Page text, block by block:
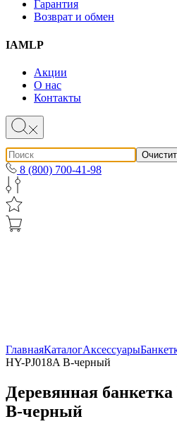
Гарантия
Возврат и обмен
IAMLP
Акции
О нас
Контакты
8 (800) 700-41-98
ГлавнаяКаталогАксессуары
HY-PJ018A B-черный
Деревянная
B-черный